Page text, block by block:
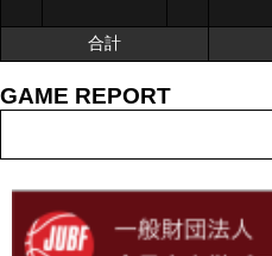
合計
合計
GAME REPORT